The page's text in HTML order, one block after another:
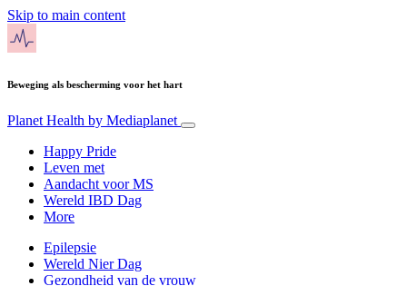
Skip to main content
Beweging als bescherming voor het hart
Planet Health by Mediaplanet
Happy Pride
Leven met
Aandacht voor MS
Wereld IBD Dag
More
Epilepsie
Wereld Nier Dag
Gezondheid van de vrouw